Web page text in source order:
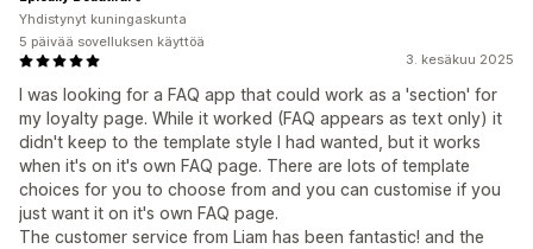
3. kesäkuu 2025
I was looking for a FAQ app that could work as a 'section' for
my loyalty page. While it worked (FAQ appears as text only) it
didn't keep to the template style I had wanted, but it works
when it's on it's own FAQ page. There are lots of template
choices for you to choose from and you can customise if you
just want it on it's own FAQ page.
The customer service from Liam has been fantastic! and the
Yhdistynyt kuningaskunta
5 päivää sovelluksen käyttöä